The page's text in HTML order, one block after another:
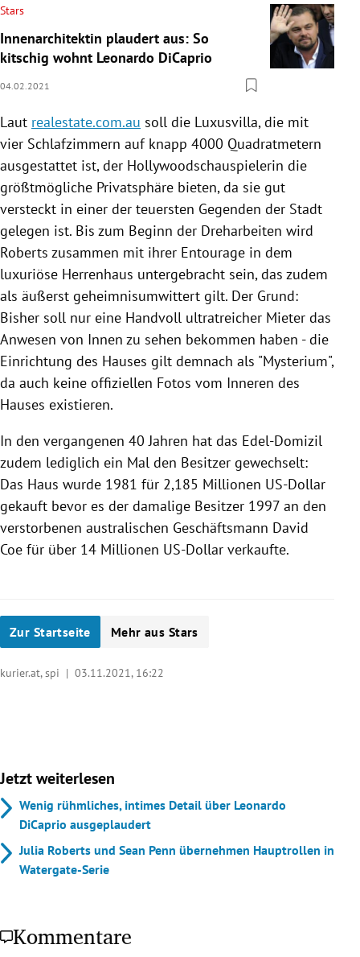
Stars
Innenarchitektin plaudert aus: So
kitschig wohnt Leonardo DiCaprio
04.02.2021
Laut realestate.com.au soll die Luxusvilla, die mit
vier Schlafzimmern auf knapp 4000 Quadratmetern
ausgestattet ist, der Hollywoodschauspielerin die
größtmögliche Privatsphäre bieten, da sie gut
versteckt in einer der teuersten Gegenden der Stadt
gelegen ist. Bis zum Beginn der Dreharbeiten wird
Roberts zusammen mit ihrer Entourage in dem
luxuriöse Herrenhaus untergebracht sein, das zudem
als äußerst geheimnisumwittert gilt. Der Grund:
Bisher soll nur eine Handvoll ultratreicher Mieter das
Anwesen von Innen zu sehen bekommen haben - die
Einrichtung des Hauses gilt demnach als "Mysterium",
da auch keine offiziellen Fotos vom Inneren des
Hauses existieren.
In den vergangenen 40 Jahren hat das Edel-Domizil
zudem lediglich ein Mal den Besitzer gewechselt:
Das Haus wurde 1981 für 2,185 Millionen US-Dollar
gekauft bevor es der damalige Besitzer 1997 an den
verstorbenen australischen Geschäftsmann David
Coe für über 14 Millionen US-Dollar verkaufte.
Zur Startseite Mehr aus Stars
kurier.at, spi | 03.11.2021, 16:22
Jetzt weiterlesen
Wenig rühmliches, intimes Detail über Leonardo
DiCaprio ausgeplaudert
Julia Roberts und Sean Penn übernehmen Hauptrollen in
Watergate-Serie
Kommentare